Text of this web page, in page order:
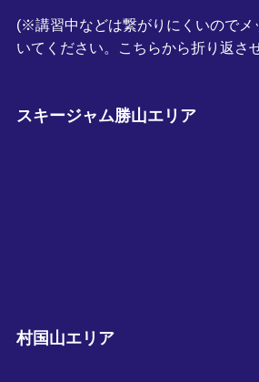
(※講習中などは繋がりにくいのでメ
いてください。こちらから折り返さ
スキージャム勝山エリア
村国山エリア